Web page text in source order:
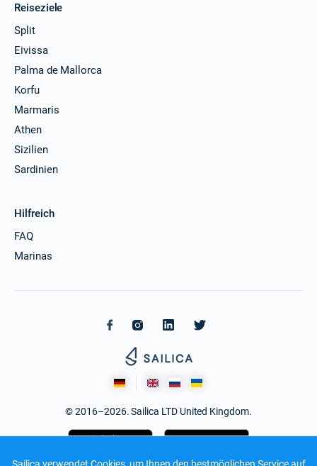
Sailica verwendet Cookies, um Ihnen den bestmöglichen Service auf
Reiseziele
Split
Eivissa
Palma de Mallorca
Korfu
Marmaris
Athen
Sizilien
Sardinien
Hilfreich
FAQ
Marinas
© 2016–2026. Sailica LTD United Kingdom.